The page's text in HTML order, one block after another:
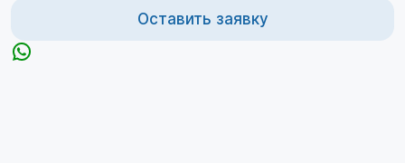
Оставить заявку